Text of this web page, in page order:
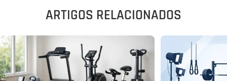
ARTIGOS RELACIONADOS